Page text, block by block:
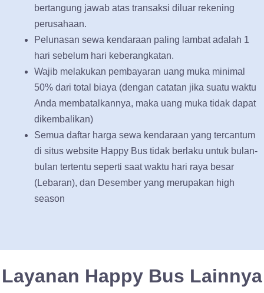
bertangung jawab atas transaksi diluar rekening
perusahaan.
Pelunasan sewa kendaraan paling lambat adalah 1
hari sebelum hari keberangkatan.
Wajib melakukan pembayaran uang muka minimal
50% dari total biaya (dengan catatan jika suatu waktu
Anda membatalkannya, maka uang muka tidak dapat
dikembalikan)
Semua daftar harga sewa kendaraan yang tercantum
di situs website Happy Bus tidak berlaku untuk bulan-
bulan tertentu seperti saat waktu hari raya besar
(Lebaran), dan Desember yang merupakan high
season
Layanan Happy Bus Lainnya